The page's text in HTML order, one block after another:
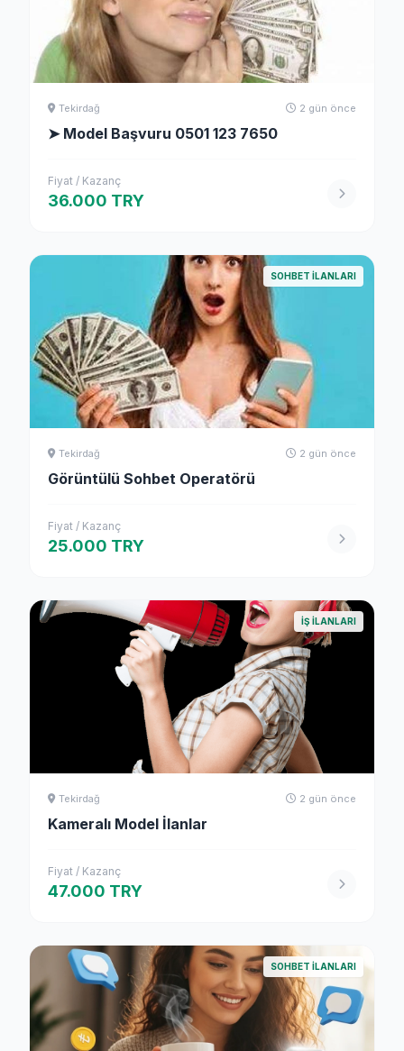
Tekirdağ 2 gün önce
➤ Model Başvuru 0501 123 7650
Fiyat / Kazanç
36.000 TRY
SOHBET İLANLARI
Tekirdağ 2 gün önce
Görüntülü Sohbet Operatörü
Fiyat / Kazanç
25.000 TRY
İŞ İLANLARI
Tekirdağ 2 gün önce
Kameralı Model İlanlar
Fiyat / Kazanç
47.000 TRY
SOHBET İLANLARI